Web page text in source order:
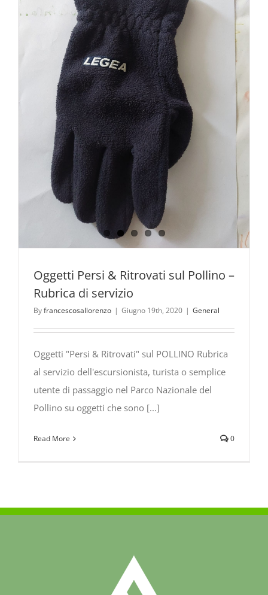
Oggetti Persi & Ritrovati sul Pollino –
Rubrica di servizio
Byfrancescosallorenzo | Giugno 19th, 2020 | General
Oggetti "Persi & Ritrovati" sul POLLINO Rubrica
al servizio dell'escursionista, turista o semplice
utente di passaggio nel Parco Nazionale del
Pollino su oggetti che sono [...]
Read More 0